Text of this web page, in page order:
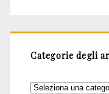
Categorie degli
Categorie